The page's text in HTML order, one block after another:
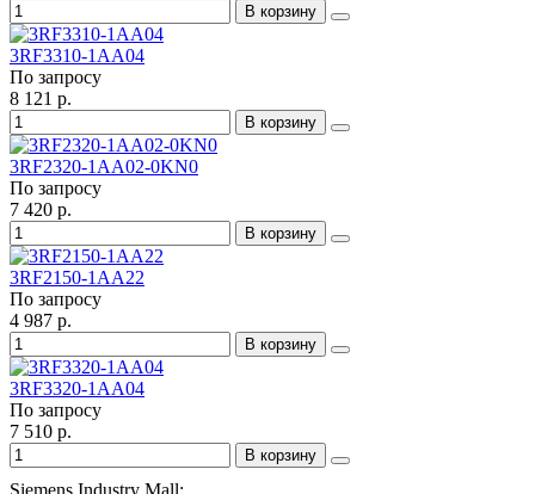
В корзину
3RF3310-1AA04
По запросу
8 121 р.
В корзину
3RF2320-1AA02-0KN0
По запросу
7 420 р.
В корзину
3RF2150-1AA22
По запросу
4 987 р.
В корзину
3RF3320-1AA04
По запросу
7 510 р.
В корзину